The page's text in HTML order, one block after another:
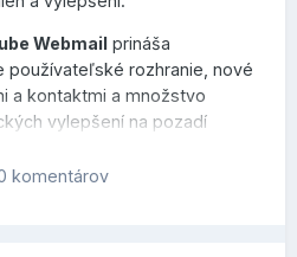
Webmail prináša
používateľské rozhranie, nové
a kontaktmi a množstvo
vylepšení na pozadí
komentárov